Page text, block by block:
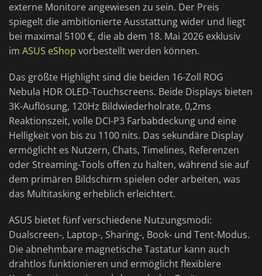
externe Monitore angewiesen zu sein. Der Preis
spiegelt die ambitionierte Ausstattung wider und liegt
bei maximal 5100 €, die ab dem 18. Mai 2026 exklusiv
im ASUS eShop vorbestellt werden können.
Das größte Highlight sind die beiden 16-Zoll ROG
Nebula HDR OLED-Touchscreens. Beide Displays bieten
3K-Auflösung, 120Hz Bildwiederholrate, 0,2ms
Reaktionszeit, volle DCI-P3 Farbabdeckung und eine
Helligkeit von bis zu 1100 nits. Das sekundäre Display
ermöglicht es Nutzern, Chats, Timelines, Referenzen
oder Streaming-Tools offen zu halten, während sie auf
dem primären Bildschirm spielen oder arbeiten, was
das Multitasking erheblich erleichtert.
ASUS bietet fünf verschiedene Nutzungsmodi:
Dualscreen-, Laptop-, Sharing-, Book- und Tent-Modus.
Die abnehmbare magnetische Tastatur kann auch
drahtlos funktionieren und ermöglicht flexiblere